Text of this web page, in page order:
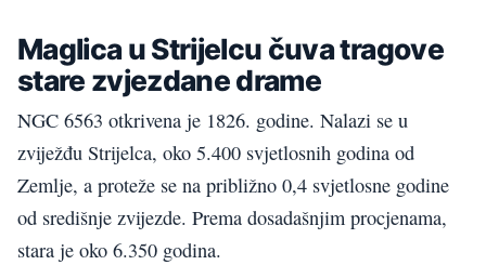
Maglica u Strijelcu čuva tragove
stare zvjezdane drame
NGC 6563 otkrivena je 1826. godine. Nalazi se u
zviježđu Strijelca, oko 5.400 svjetlosnih godina od
Zemlje, a proteže se na približno 0,4 svjetlosne godine
od središnje zvijezde. Prema dosadašnjim procjenama,
stara je oko 6.350 godina.